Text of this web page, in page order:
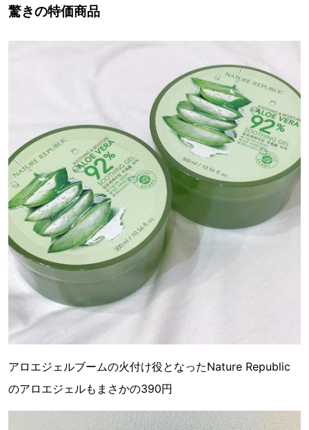
驚きの特価商品
アロエジェルブームの火付け役となったNature Republic
のアロエジェルもまさかの390円